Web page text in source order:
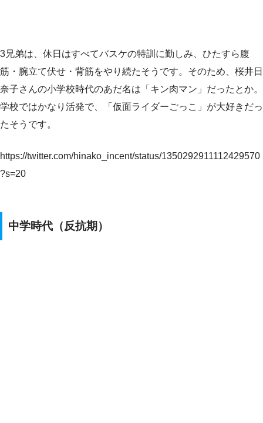
3兄弟は、休日はすべてバスケの特訓に勤しみ、ひたすら腹
筋・腕立て伏せ・背筋をやり続たそうです。そのため、桜井日
奈子さんの小学校時代のあだ名は「キン肉マン」だったとか。
学校ではかなり活発で、「仮面ライダーごっこ」が大好きだっ
たそうです。
https://twitter.com/hinako_incent/status/1350292911112429570
?s=20
中学時代（反抗期）